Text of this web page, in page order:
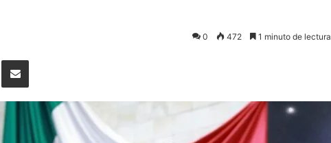
0 472 1 minuto de lectura
Compartir via correo electrónico